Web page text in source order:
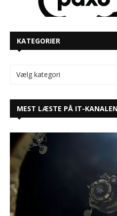
KATEGORIER
MEST LÆSTE PÅ IT-